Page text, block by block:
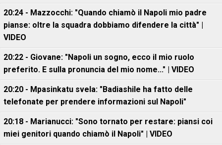
20:24 - Mazzocchi: "Quando chiamò il Napoli mio padre
pianse: oltre la squadra dobbiamo difendere la città" |
VIDEO
20:22 - Giovane: "Napoli un sogno, ecco il mio ruolo
preferito. E sulla pronuncia del mio nome..." | VIDEO
20:20 - Mpasinkatu svela: "Badiashile ha fatto delle
telefonate per prendere informazioni sul Napoli"
20:18 - Marianucci: "Sono tornato per restare: piansi coi
miei genitori quando chiamò il Napoli" | VIDEO